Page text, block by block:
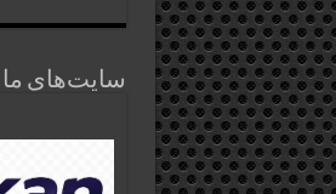
سایت‌های ما